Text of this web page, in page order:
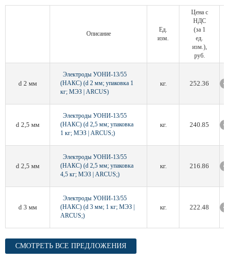
Описание
Ед.
изм.
Цена с
НДС
(за 1
ед.
изм.),
руб.
d 2 мм
Электроды УОНИ-13/55
(НАКС) (d 2 мм; упаковка 1
кг; МЭЗ | ARCUS)
кг. 252.36
d 2,5 мм
Электроды УОНИ-13/55
(НАКС) (d 2,5 мм; упаковка
1 кг; МЭЗ | ARCUS;)
кг. 240.85
d 2,5 мм
Электроды УОНИ-13/55
(НАКС) (d 2,5 мм; упаковка
4,5 кг; МЭЗ | ARCUS;)
кг. 216.86
d 3 мм
Электроды УОНИ-13/55
(НАКС) (d 3 мм; 1 кг; МЭЗ |
ARCUS;)
кг. 222.48
СМОТРЕТЬ ВСЕ ПРЕДЛОЖЕНИЯ